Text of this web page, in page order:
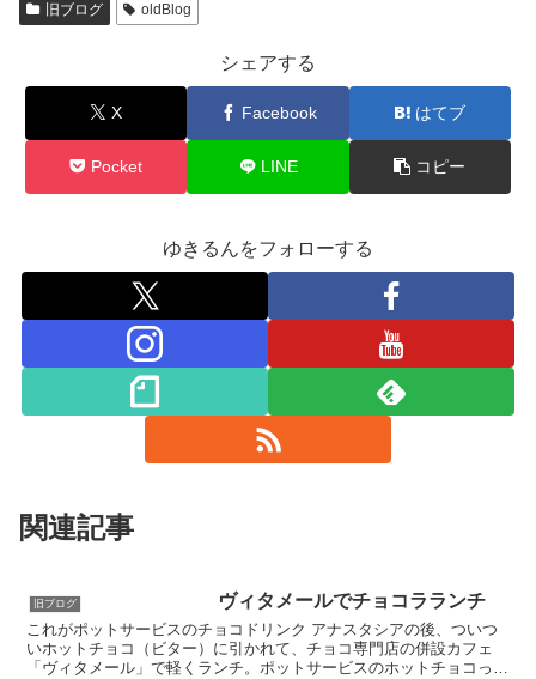
旧ブログ oldBlog
シェアする
X Facebook はてブ
Pocket LINE コピー
ゆきるんをフォローする
関連記事
旧ブログ ヴィタメールでチョコラランチ
これがポットサービスのチョコドリンク アナスタシアの後、ついつ
いホットチョコ（ビター）に引かれて、チョコ専門店の併設カフェ
「ヴィタメール」で軽くランチ。ポットサービスのホットチョコっ